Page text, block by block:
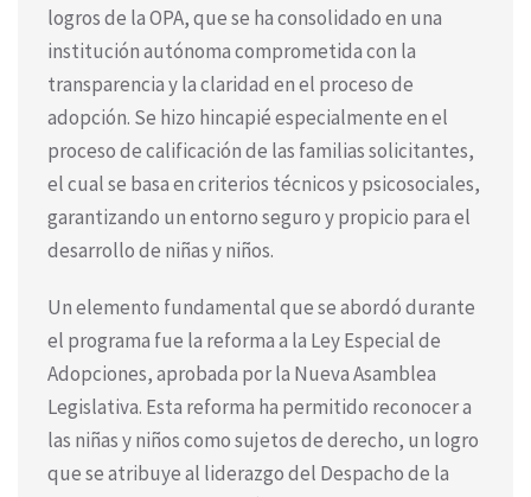
logros de la OPA, que se ha consolidado en una
institución autónoma comprometida con la
transparencia y la claridad en el proceso de
adopción. Se hizo hincapié especialmente en el
proceso de calificación de las familias solicitantes,
el cual se basa en criterios técnicos y psicosociales,
garantizando un entorno seguro y propicio para el
desarrollo de niñas y niños.
Un elemento fundamental que se abordó durante
el programa fue la reforma a la Ley Especial de
Adopciones, aprobada por la Nueva Asamblea
Legislativa. Esta reforma ha permitido reconocer a
las niñas y niños como sujetos de derecho, un logro
que se atribuye al liderazgo del Despacho de la